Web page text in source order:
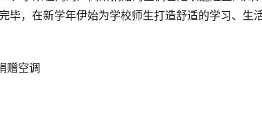
毕，在新学年伊始为学校师生打造舒适的学习、生